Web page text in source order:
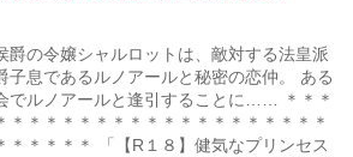
爵の令嬢シャルロットは、敵対する法皇派
子息であるルノアールと秘密の恋仲。 ある
でルノアールと逢引することに…… ＊＊＊
＊＊＊＊＊＊＊＊＊＊＊＊＊＊＊＊＊＊＊
＊＊＊＊＊ 「【R１８】健気なプリンセス